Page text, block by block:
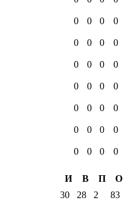
0 0 0 0
0 0 0 0
0 0 0 0
0 0 0 0
0 0 0 0
0 0 0 0
0 0 0
0
И В П
О
30 28 2 83